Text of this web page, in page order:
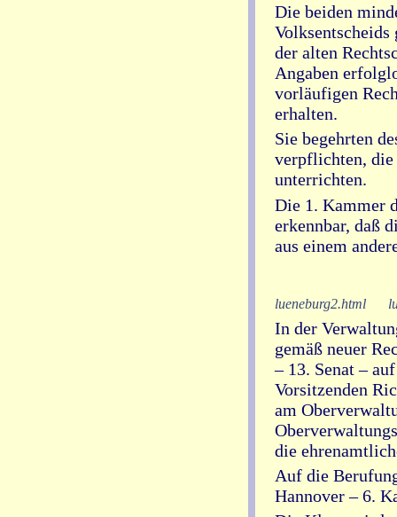
Die beiden
der alten
Angaben
vorläufigen
erhalten.
Sie begehrten
verpflichten, die
unterrichten.
Die 1. Kammer
erkennbar, daß
aus einem
lueneburg2.html
In der
gemäß neuer
– 13. Senat –
Vorsitzenden
am
die
Auf die
Hannover – 6.